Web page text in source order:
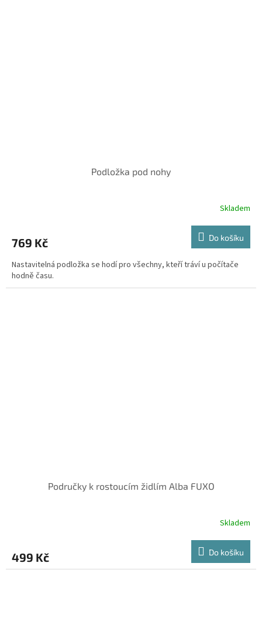
Podložka pod nohy
Skladem
769 Kč Do košíku
Nastavitelná podložka se hodí pro všechny, kteří tráví u počítače
hodně času.
Područky k rostoucím židlím Alba FUXO
Skladem
499 Kč Do košíku